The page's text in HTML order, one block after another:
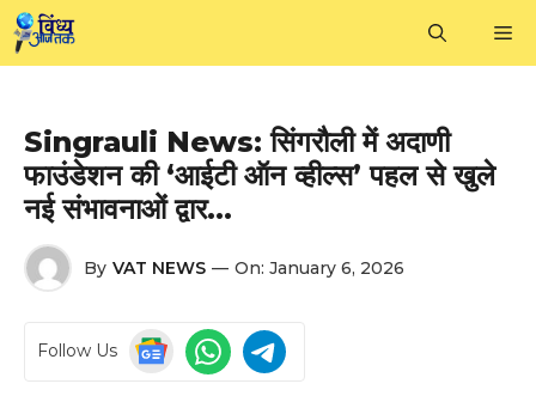
Skip
to
Singrauli News: सिंगरौली में अदाणी
फाउंडेशन की ‘आईटी ऑन व्हील्स’ पहल से खुले
नई संभावनाओं द्वार…
By VAT NEWS — On: January 6, 2026
Follow Us